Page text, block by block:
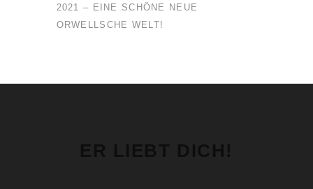
2021 – EINE SCHÖNE NEUE
ORWELLSCHE WELT!